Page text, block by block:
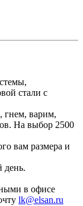
стали с
гнем, варим,
На выбор 2500
вам размера и
день.
в офисе
lk@elsan.ru